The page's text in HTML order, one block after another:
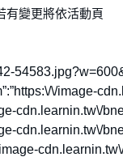
有變更將依活動頁
\/image-cdn.learnin.tw\/bnextmedia\/